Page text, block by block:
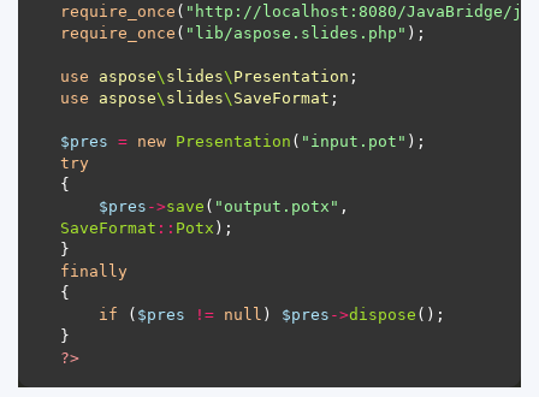
require_once ( "http://localhost:8080/JavaBridge/
require_once ( "lib/aspose.slides.php"
use aspose\ slides\ Presentation
use
aspose\ slides\ SaveFormat
$pres = new Presentation ( "input.pot"
try
$pres ->save ( "output.potx"
SaveFormat :: Potx
finally
if ( $pres != null ) $pres ->dispose
?>